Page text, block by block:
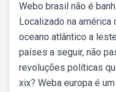
Webo brasil não é
Localizado na américa
oceano atlântico a
países a seguir, não
revoluções políticas
xix? Weba europa é